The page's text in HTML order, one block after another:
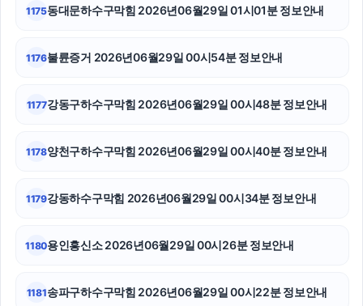
금천구하수구막힘
재산분할
흥신소
대전흥신소
1175동대문하수구막힘 2026년06월29일 01시01분 정보안내
1176불륜증거 2026년06월29일 00시54분 정보안내
1177강동구하수구막힘 2026년06월29일 00시48분 정보안내
1178양천구하수구막힘 2026년06월29일 00시40분 정보안내
1179강동하수구막힘 2026년06월29일 00시34분 정보안내
1180용인흥신소 2026년06월29일 00시26분 정보안내
1181송파구하수구막힘 2026년06월29일 00시22분 정보안내